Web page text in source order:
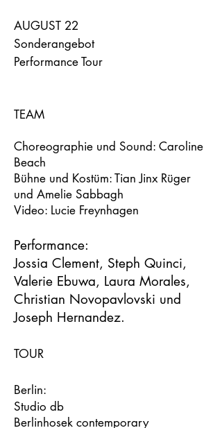
AUGUST 22
Sonderangebot
Performance Tour
TEAM
Choreographie und Sound: Caroline
Beach
Bühne und Kostüm: Tian Jinx Rüger
und Amelie Sabbagh
Video: Lucie Freynhagen
Performance:
Jossia Clement, Steph Quinci,
Valerie Ebuwa, Laura Morales,
Christian Novopavlovski und
Joseph Hernandez.
TOUR
Berlin:
Studio db
Berlinhosek contemporary